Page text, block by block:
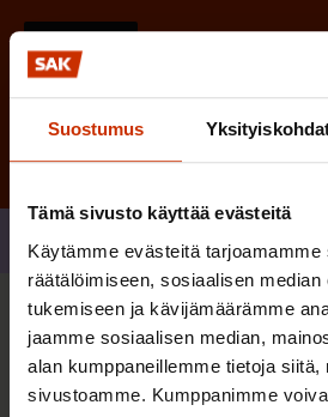
Suostumus
Tämä sivusto käyttää evästeitä
Käytämme evästeitä
räätälöimiseen, sosiaalisen median
tukemiseen ja kävijämäärämme
jaamme sosiaalisen median,
alan kumppaneillemme tietoja siitä,
sivustoamme. Kumppanimme
Tilaa
Jaa
Sinua saattaa myös